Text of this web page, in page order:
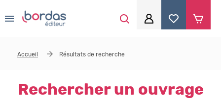
Accueil Résultats de recherche
Rechercher un ouvrage